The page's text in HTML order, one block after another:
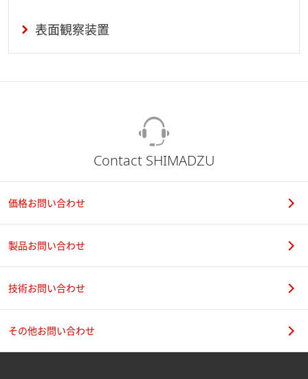
表面観察装置
Contact SHIMADZU
価格お問い合わせ
製品お問い合わせ
技術お問い合わせ
その他お問い合わせ